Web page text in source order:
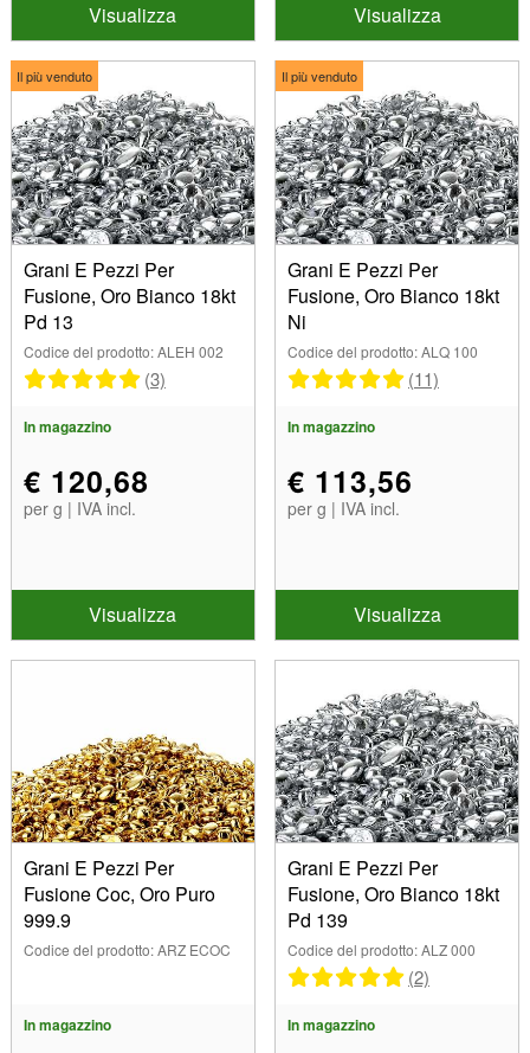
Visualizza Visualizza
Il più venduto
Grani E Pezzi Per
Fusione, Oro Bianco 18kt
Pd 13
Codice del prodotto: ALEH 002
(3)
In magazzino
€ 120,68
per g | IVA incl.
Visualizza
Il più venduto
Grani E Pezzi Per
Fusione, Oro Bianco 18kt
Ni
Codice del prodotto: ALQ 100
(11)
In magazzino
€ 113,56
per g | IVA incl.
Visualizza
Grani E Pezzi Per
Fusione Coc, Oro Puro
999.9
Codice del prodotto: ARZ ECOC
In magazzino
Grani E Pezzi Per
Fusione, Oro Bianco 18kt
Pd 139
Codice del prodotto: ALZ 000
(2)
In magazzino